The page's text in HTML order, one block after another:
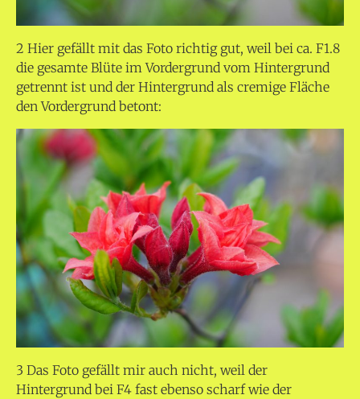
2 Hier gefällt mit das Foto richtig gut, weil bei ca. F1.8
die gesamte Blüte im Vordergrund vom Hintergrund
getrennt ist und der Hintergrund als cremige Fläche
den Vordergrund betont:
3 Das Foto gefällt mir auch nicht, weil der
Hintergrund bei F4 fast ebenso scharf wie der